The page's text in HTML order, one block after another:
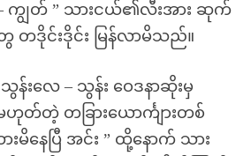
ျွတ် ” သားငယ်၏လီးအား ဆုက်
တဒိုင်းဒိုင်း မြန်လာမိသည်။
န်းလေ – သွန်း ဝေဒနာဆိုးမှ
တ်တဲ့ တခြားယောင်္ကျားတစ်
နေပြီ အင်း ” ထို့နောက် သား